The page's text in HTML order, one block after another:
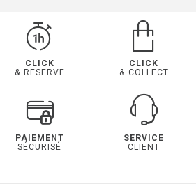
CLICK
& RESERVE
CLICK
& COLLECT
PAIEMENT
SÉCURISÉ
SERVICE
CLIENT